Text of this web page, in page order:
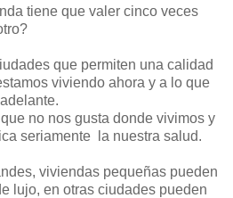
tiene que valer cinco veces
que permiten una calidad
viviendo ahora y a lo que
no nos gusta donde vivimos y
seriamente la nuestra salud.
viviendas pequeñas pueden
lujo, en otras ciudades pueden